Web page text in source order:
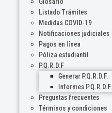
Glosario
Listado Trámites
Medidas COVID-19
Notificaciones judiciales
Pagos en línea
Póliza estudiantil
P.Q.R.D.F
Generar P.Q.R.D.F.
Informes P.Q.R.D.F.
Preguntas frecuentes
Términos y condiciones